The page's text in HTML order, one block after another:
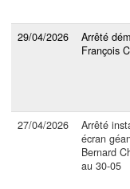
29/04/2026
Arrêté
François
27/04/2026
Arrêté
écran
Bernard
au 30-05